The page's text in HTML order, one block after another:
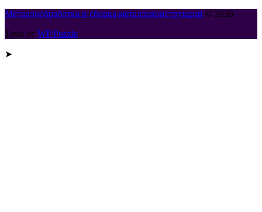
Металлообработка и сборка металлоконструкций © 2026
Тема от WP Puzzle
➤